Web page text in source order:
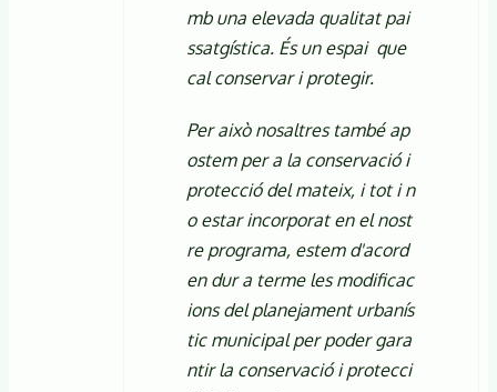
mb una elevada qualitat pai
ssatgística. És un espai que
cal conservar i protegir.
Per això nosaltres també ap
ostem per a la conservació i
protecció del mateix, i tot i n
o estar incorporat en el nost
re programa, estem d'acord
en dur a terme les modificac
ions del planejament urbanís
tic municipal per poder gara
ntir la conservació i protecci